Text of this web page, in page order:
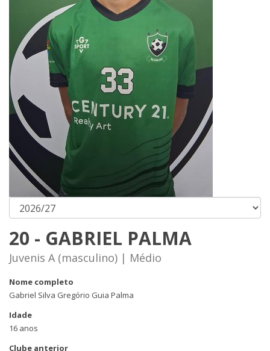
20 - GABRIEL PALMA
Juvenis A (masculino) | Médio
Nome completo
Gabriel Silva Gregório Guia Palma
Idade
16 anos
Clube anterior